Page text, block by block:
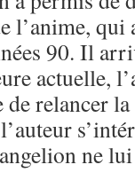
l’anime,
90. Il
actuelle,
relancer
ne